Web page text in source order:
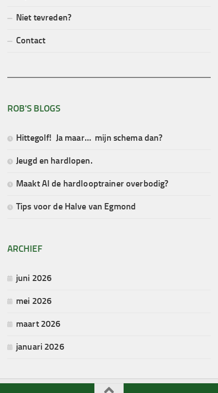
Niet tevreden?
Contact
ROB'S BLOGS
Hittegolf! Ja maar… mijn schema dan?
Jeugd en hardlopen.
Maakt AI de hardlooptrainer overbodig?
Tips voor de Halve van Egmond
ARCHIEF
juni 2026
mei 2026
maart 2026
januari 2026